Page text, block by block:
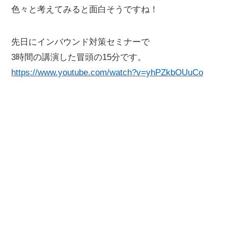
色々と考えてみると面白そうですね！
先日にインバウンド対策セミナーで
3時間の講演した冒頭の15分です。
https://www.youtube.com/watch?v=yhPZkbOUuCo